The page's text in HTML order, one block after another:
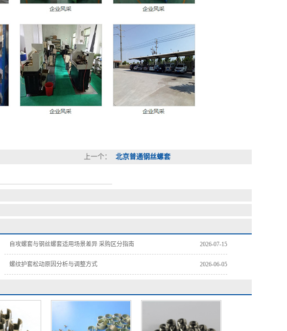
上一个： 北京普通钢丝螺套
2026-07-15
自攻螺套与钢丝螺套适用场景差异 采购区分指南
2026-06-05
螺纹护套松动原因分析与调整方式